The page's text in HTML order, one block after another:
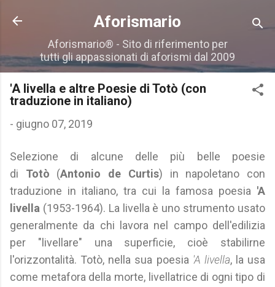
Passa ai contenuti principali
Aforismario
Aforismario® - Sito di riferimento per
tutti gli appassionati di aforismi dal 2009
'A livella e altre Poesie di Totò (con
traduzione in italiano)
- giugno 07, 2019
Selezione di alcune delle più belle poesie
di Totò (Antonio de Curtis) in napoletano con
traduzione in italiano, tra cui la famosa poesia 'A
livella (1953-1964). La livella è uno strumento usato
generalmente da chi lavora nel campo dell'edilizia
per "livellare" una superficie, cioè stabilirne
l'orizzontalità. Totò, nella sua poesia 'A livella, la usa
come metafora della morte, livellatrice di ogni tipo di